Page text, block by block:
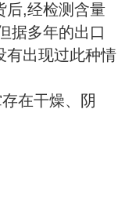
后,经检测含量
据多年的出口
有出现过此种情
在干燥、阴